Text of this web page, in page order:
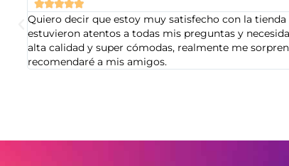

Quiero decir que estoy muy satisfecho con la
estuvieron atentos a todas mis preguntas y
alta calidad y super cómodas, realmente me
recomendaré a mis amigos.